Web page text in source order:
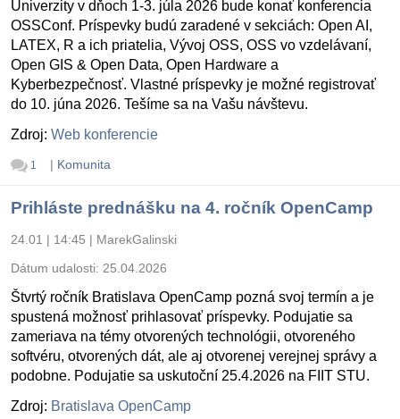
Univerzity v dňoch 1-3. júla 2026 bude konať konferencia
OSSConf. Príspevky budú zaradené v sekciách: Open AI,
LATEX, R a ich priatelia, Vývoj OSS, OSS vo vzdelávaní,
Open GIS & Open Data, Open Hardware a
Kyberbezpečnosť. Vlastné príspevky je možné registrovať
do 10. júna 2026. Tešíme sa na Vašu návštevu.
Zdroj: Web konferencie
1 | Komunita
Prihláste prednášku na 4. ročník OpenCamp
24.01 | 14:45 | MarekGalinski
Dátum udalosti: 25.04.2026
Štvrtý ročník Bratislava OpenCamp pozná svoj termín a je
spustená možnosť prihlasovať príspevky. Podujatie sa
zameriava na témy otvorených technológii, otvoreného
softvéru, otvorených dát, ale aj otvorenej verejnej správy a
podobne. Podujatie sa uskutoční 25.4.2026 na FIIT STU.
Zdroj: Bratislava OpenCamp